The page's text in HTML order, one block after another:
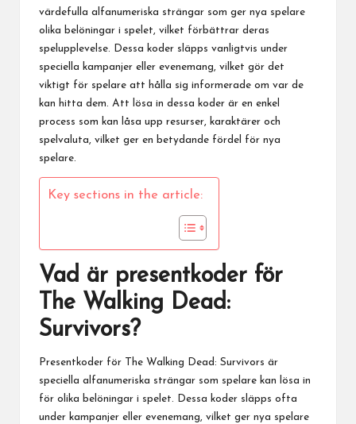
värdefulla alfanumeriska strängar som ger nya spelare
olika belöningar i spelet, vilket förbättrar deras
spelupplevelse. Dessa koder släpps vanligtvis under
speciella kampanjer eller evenemang, vilket gör det
viktigt för spelare att hålla sig informerade om var de
kan hitta dem. Att lösa in dessa koder är en enkel
process som kan låsa upp resurser, karaktärer och
spelvaluta, vilket ger en betydande fördel för nya
spelare.
Key sections in the article:
Vad är presentkoder för
The Walking Dead:
Survivors?
Presentkoder för The Walking Dead : Survivors är
speciella alfanumeriska strängar som spelare kan lösa in
för olika belöningar i spelet. Dessa koder släpps ofta
under kampanjer eller evenemang, vilket ger nya spelare